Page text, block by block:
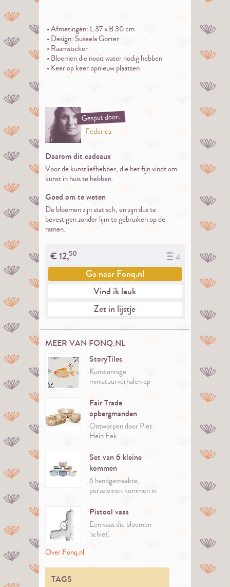
• Afmetingen: L 37 x B 30 cm
• Design: Suseela Gorter
• Raamsticker
• Bloemen die nooit water nodig hebben
• Keer op keer opnieuw plaatsen
Gespot door:
Federica
Daarom dit cadeaux
Voor de kunstliefhebber, die het fijn vindt om
kunst in huis te hebben.
Goed om te weten
De bloemen zijn statisch, en zijn dus te
bevestigen zonder lijm te gebruiken op de
ramen.
4
€12,50
Ga naarFonq.nl
Vind ik leuk
Zet in lijstje
MEER VAN FONQ.NL
StoryTiles
Kunstzinnige
miniatuurverhalen op
Fair Trade
opbergmanden
Ontworpen door Piet
Hein Eek
Set van 6 kleine
kommen
6 handgemaakte,
porseleinen kommen in
Pols Potten.
Pistool vaas
Een vaas die bloemen
'schiet'.
Over Fonq.nl
TAGS